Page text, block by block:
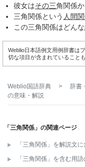
彼女はその三角関係
三角関係という 人間
この三角関係はどんな
Weblio日本語例文用例辞書は
切な項目が含まれていること
Weblio国語辞典 > 辞書
の意味・解説
「三角関係」の関連ページ
「三角関係」を解説文
「三角関係」を含む用語